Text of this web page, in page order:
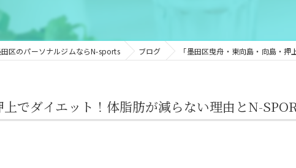
区のパーソナルジムならN-sports ブログ 「墨田区曳舟・東向島・向島・
でダイエット！体脂肪が減らない理由とN-